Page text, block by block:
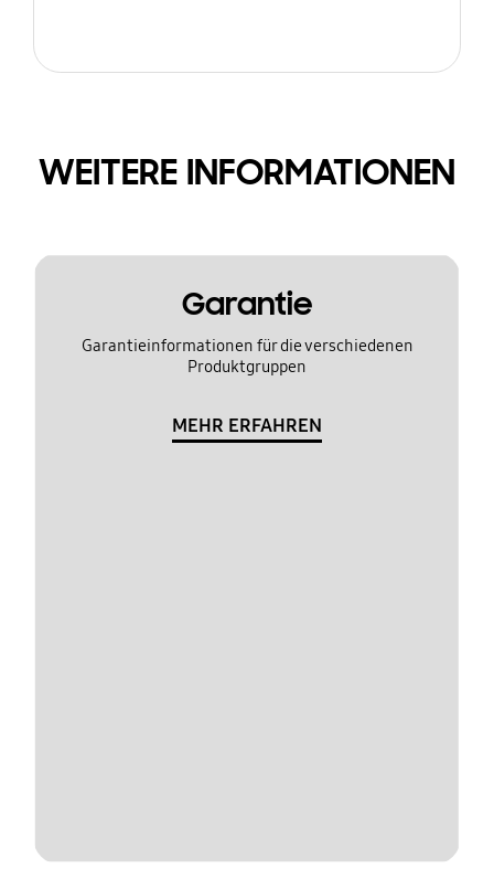
WEITERE INFORMATIONEN
Garantie
Garantieinformationen für die verschiedenen
Produktgruppen
MEHR ERFAHREN